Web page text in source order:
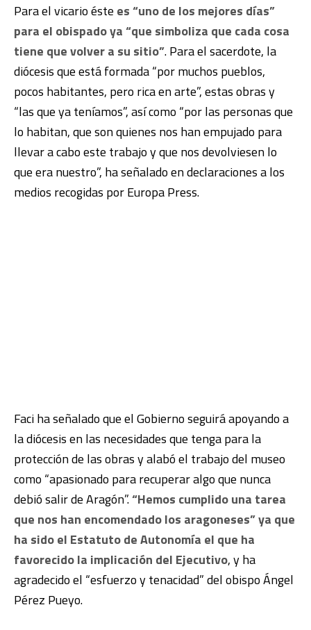
Para el vicario éste es “uno de los mejores días”
para el obispado ya “que simboliza que cada cosa
tiene que volver a su sitio”. Para el sacerdote, la
diócesis que está formada “por muchos pueblos,
pocos habitantes, pero rica en arte”, estas obras y
“las que ya teníamos”, así como “por las personas que
lo habitan, que son quienes nos han empujado para
llevar a cabo este trabajo y que nos devolviesen lo
que era nuestro”, ha señalado en declaraciones a los
medios recogidas por Europa Press.
Faci ha señalado que el Gobierno seguirá apoyando a
la diócesis en las necesidades que tenga para la
protección de las obras y alabó el trabajo del museo
como “apasionado para recuperar algo que nunca
debió salir de Aragón”.“Hemos cumplido una tarea
que nos han encomendado los aragoneses” ya que
ha sido el Estatuto de Autonomía el que ha
favorecido la implicación del Ejecutivo, y ha
agradecido el “esfuerzo y tenacidad” del obispo Ángel
Pérez Pueyo.